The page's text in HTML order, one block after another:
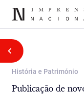
História e Património
Publicação de